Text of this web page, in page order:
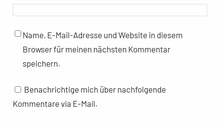
Name, E-Mail-Adresse und Website in diesem
Browser für meinen nächsten Kommentar
speichern.
Benachrichtige mich über nachfolgende
Kommentare via E-Mail.